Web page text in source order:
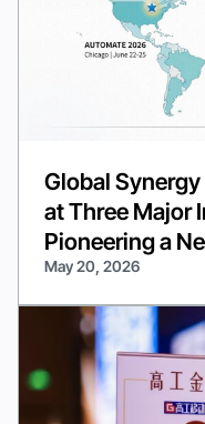
Global
at Three Major
Pioneering a
May 20, 2026